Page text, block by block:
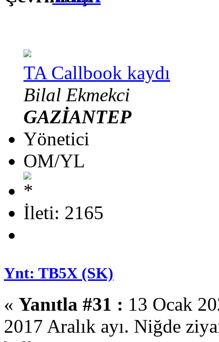
TA Callbook kaydı
Bilal Ekmekci
GAZİANTEP
Yönetici
OM/YL
İleti: 2165
Ynt: TB5X (SK)
« Yanıtla #31 : 13 Ocak
2017 Aralık ayı. Niğde